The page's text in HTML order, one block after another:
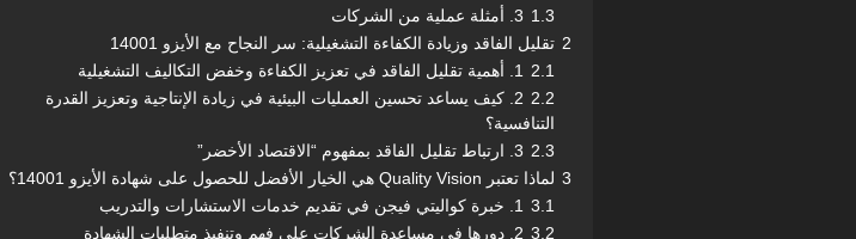
1.3 3. أمثلة عملية من الشركات
2 تقليل الفاقد وزيادة الكفاءة التشغيلية: سر النجاح مع الأيزو 14001
2.1 1. أهمية تقليل الفاقد في تعزيز الكفاءة وخفض التكاليف التشغيلية
2.2
2. كيف يساعد تحسين العمليات البيئية في زيادة الإنتاجية وتعزيز القدرة
التنافسية؟
2.3 3. ارتباط تقليل الفاقد بمفهوم “الاقتصاد الأخضر”
3 لماذا تعتبر Quality Vision هي الخيار الأفضل للحصول على شهادة الأيزو 14001؟
3.1 1. خبرة كواليتي فيجن في تقديم خدمات الاستشارات والتدريب
3.2 2. دورها في مساعدة الشركات على فهم وتنفيذ متطلبات الشهادة